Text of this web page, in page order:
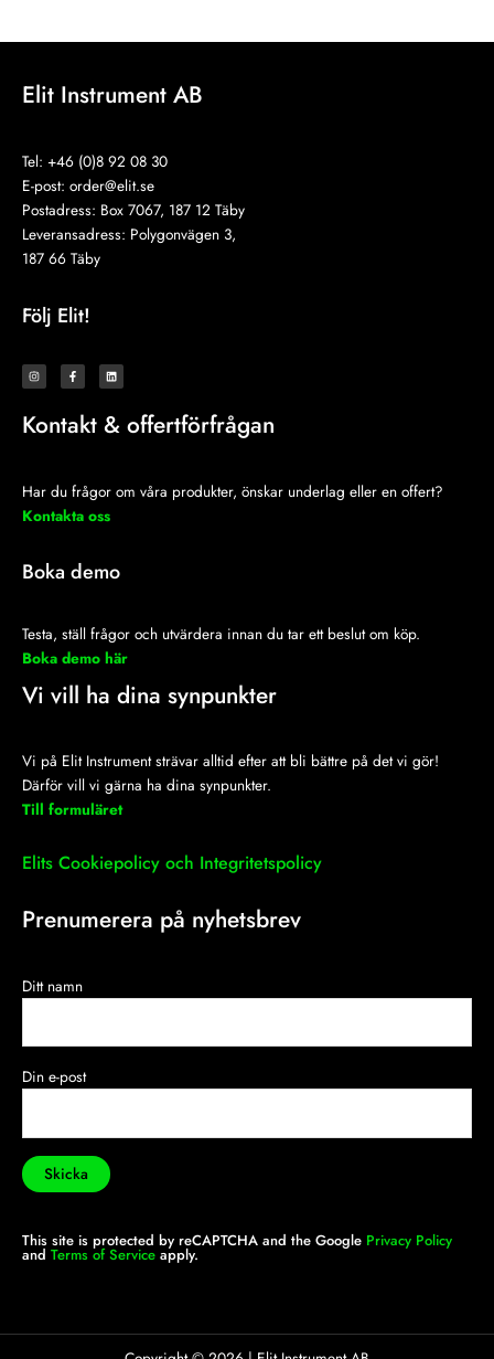
Elit Instrument AB
Tel: +46 (0)8 92 08 30
E-post: order@elit.se
Postadress: Box 7067, 187 12 Täby
Leveransadress: Polygonvägen 3,
187 66 Täby
Följ Elit!
I
n
s
a
g
r
F
a
c
o
o
L
i
n
e
d
i
Kontakt & offertförfrågan
Har du frågor om våra produkter, önskar underlag eller en offert?
Kontakta oss
Boka demo
Testa, ställ frågor och utvärdera innan du tar ett beslut om köp.
Boka demo här
Vi vill ha dina synpunkter
Vi på Elit Instrument strävar alltid efter att bli bättre på det vi gör!
Därför vill vi gärna ha dina synpunkter.
Till formuläret
Elits Cookiepolicy och Integritetspolicy
Prenumerera på nyhetsbrev
Ditt namn
Din e-post
This site is protected by reCAPTCHA and the Google Privacy Policy
and Terms of Service apply.